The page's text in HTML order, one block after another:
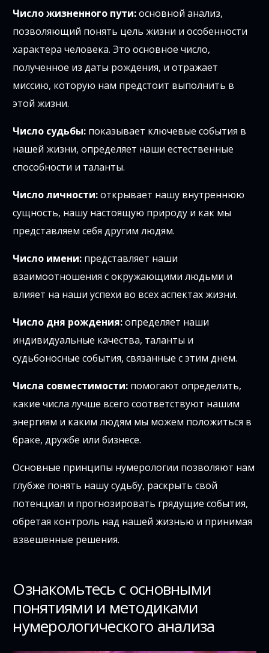
Число жизненного пути:основной анализ,
позволяющий понять цель жизни и особенности
характера человека. Это основное число,
полученное из даты рождения, и отражает
миссию, которую нам предстоит выполнить в
этой жизни.
Число судьбы: показывает ключевые события в
нашей жизни, определяет наши естественные
способности и таланты.
Число личности:открывает нашу внутреннюю
сущность, нашу настоящую природу и как мы
представляем себя другим людям.
Число имени: представляет наши
взаимоотношения с окружающими людьми и
влияет на наши успехи во всех аспектах жизни.
Число дня рождения:определяет наши
индивидуальные качества, таланты и
судьбоносные события, связанные с этим днем.
Числа совместимости: помогают определить,
какие числа лучше всего соответствуют нашим
энергиям и каким людям мы можем положиться в
браке, дружбе или бизнесе.
Основные принципы нумерологии позволяют нам
глубже понять нашу судьбу, раскрыть свой
потенциал и прогнозировать грядущие события,
обретая контроль над нашей жизнью и принимая
взвешенные решения.
Ознакомьтесь с основными
понятиями и методиками
нумерологического анализа